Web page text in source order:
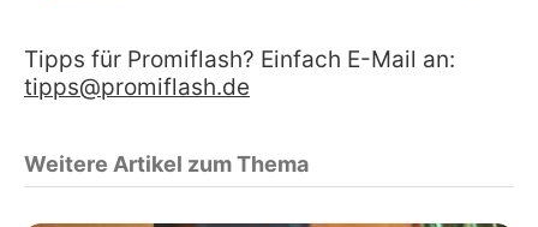
Tipps für Promiflash? Einfach E-Mail an:
tipps@promiflash.de
Weitere Artikel zum Thema